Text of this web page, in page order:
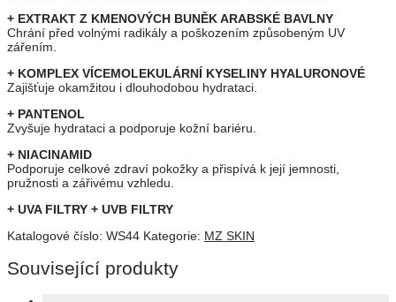
+ EXTRAKT Z KMENOVÝCH BUNĚK ARABSKÉ BAVLNY
Chrání před volnými radikály a poškozením způsobeným UV
zářením.
+ KOMPLEX VÍCEMOLEKULÁRNÍ KYSELINY HYALURONOVÉ
Zajišťuje okamžitou i dlouhodobou hydrataci.
+ PANTENOL
Zvyšuje hydrataci a podporuje kožní bariéru.
+ NIACINAMID
Podporuje celkové zdraví pokožky a přispívá k její jemnosti,
pružnosti a zářivému vzhledu.
+ UVA FILTRY + UVB FILTRY
Katalogové číslo: WS44 Kategorie: MZ SKIN
Související produkty